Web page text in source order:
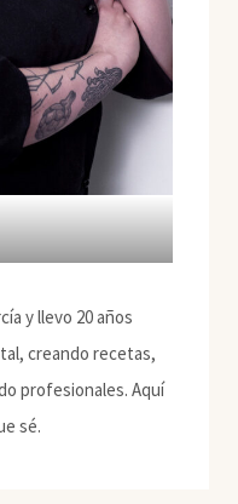
y llevo 20 años
creando recetas,
profesionales. Aquí
sé.